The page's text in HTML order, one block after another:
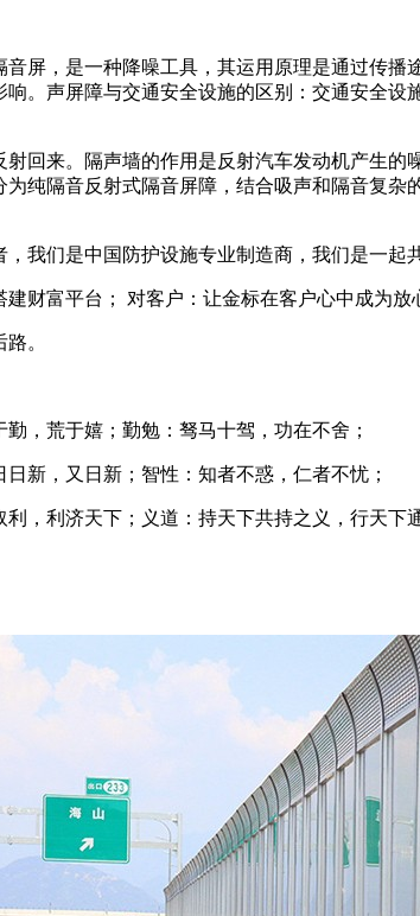
屏，是一种降噪工具，其运用原理是通过传
。声屏障与交通安全设施的区别：交通安全
回来。隔声墙的作用是反射汽车发动机产生
纯隔音反射式隔音屏障，结合吸声和隔音复
我们是中国防护设施专业制造商，我们是一起
财富平台； 对客户：让金标在客户心中成为放
。
，荒于嬉；勤勉：驽马十驾，功在不舍；
新，又日新；智性：知者不惑，仁者不忧；
，利济天下；义道：持天下共持之义，行天下